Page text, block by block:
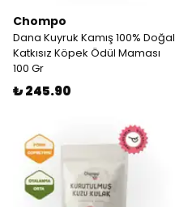
Chompo
Dana Kuyruk Kamış 100% Doğal
Katkısız Köpek Ödül Maması
100 Gr
₺ 245.90